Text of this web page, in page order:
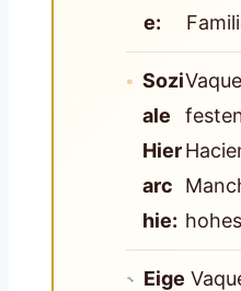
e:
Sozi
ale
Hier
arc
hie:
Eige